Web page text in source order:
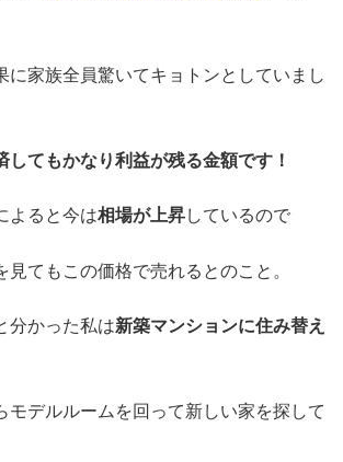
に家族全員驚いてキョトンとしていまし
してもかなり利益が残る金額です！
よると今は相場が上昇しているので
見てもこの価格で売れるとのこと。
分かった私は新築マンションに住み替え
モデルルームを回って新しい家を探して